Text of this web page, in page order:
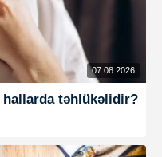
07.08.2026
hallarda təhlükəlidir?